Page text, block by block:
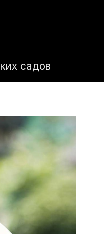
садов